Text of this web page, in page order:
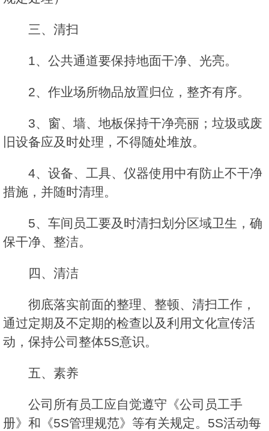
三、清扫
1、公共通道要保持地面干净、光亮。
2、作业场所物品放置归位，整齐有序。
3、窗、墙、地板保持干净亮丽；垃圾或废
旧设备应及时处理，不得随处堆放。
4、设备、工具、仪器使用中有防止不干净
措施，并随时清理。
5、车间员工要及时清扫划分区域卫生，确
保干净、整洁。
四、清洁
彻底落实前面的整理、整顿、清扫工作，
通过定期及不定期的检查以及利用文化宣传活
动，保持公司整体5S意识。
五、素养
公司所有员工应自觉遵守《公司员工手
册》和《5S管理规范》等有关规定。5S活动每